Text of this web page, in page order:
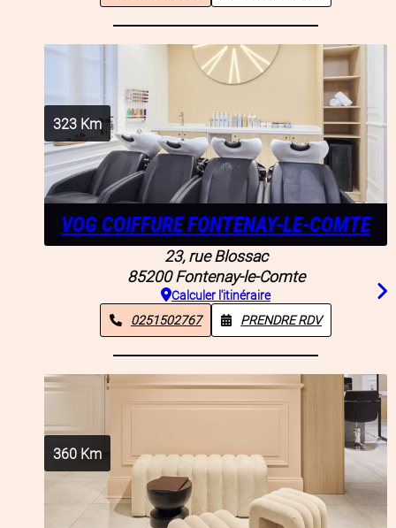
323 Km
VOG COIFFURE FONTENAY-LE-COMTE
23, rue Blossac
85200 Fontenay-le-Comte
Calculer l'itinéraire
0251502767
PRENDRE RDV
360 Km